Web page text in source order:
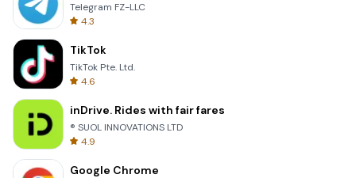
Telegram FZ-LLC
4.3
TikTok
TikTok Pte. Ltd.
4.6
inDrive. Rides with fair fares
® SUOL INNOVATIONS LTD
4.9
Google Chrome